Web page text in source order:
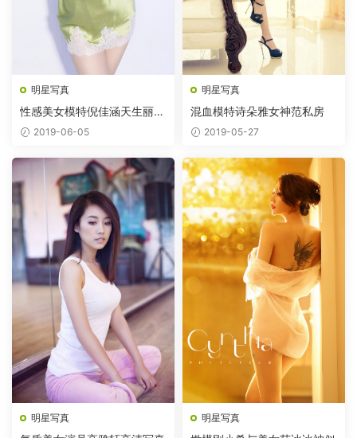
明星写真
性感美女模特倪佳涵天生丽质
图片2019-06-05
明星写真
混血模特诗朵雅女神范私房
2019-05-27
明星写真 明星写真